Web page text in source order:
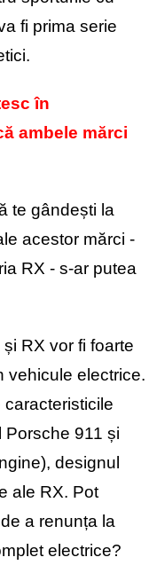
fi prima serie
în
ambele mărci
te gândești la
acestor mărci -
RX - s-ar putea
RX vor fi foarte
vehicule electrice.
caracteristicile
911 și
designul
ale RX. Pot
a renunța la
electrice?